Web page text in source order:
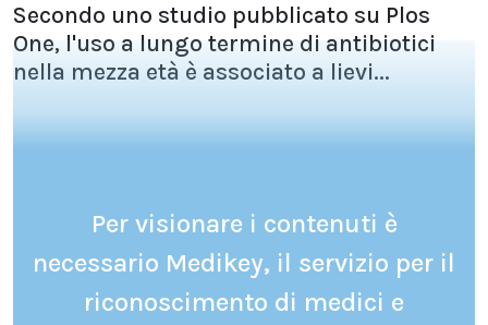
Secondo uno studio pubblicato su Plos
One, l'uso a lungo termine di antibiotici
nella mezza età è associato a lievi...
Per visionare i contenuti è
necessario Medikey, il servizio per il
riconoscimento di medici e